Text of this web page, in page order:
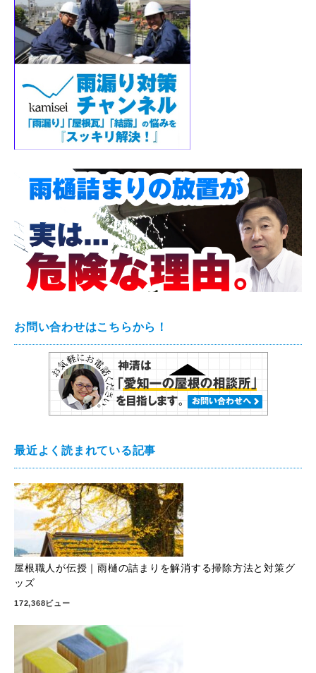
お問い合わせはこちらから！
最近よく読まれている記事
屋根職人が伝授｜雨樋の詰まりを解消する掃除方法と対策グ
ッズ
172,368ビュー